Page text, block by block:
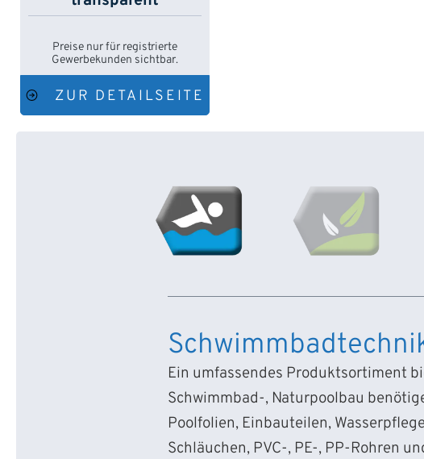
Preise nur für registrierte
Gewerbekunden sichtbar.
ZUR DETAILSEITE
Ein umfassendes Produktsortiment
Schwimmbad-, Naturpoolbau
Poolfolien, Einbauteilen,
Schläuchen, PVC-, PE-, PP-Rohren